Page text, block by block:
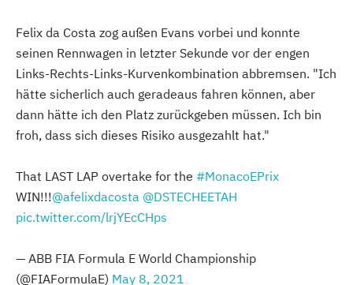
Felix da Costa zog außen Evans vorbei und konnte
seinen Rennwagen in letzter Sekunde vor der engen
Links-Rechts-Links-Kurvenkombination abbremsen. "Ich
hätte sicherlich auch geradeaus fahren können, aber
dann hätte ich den Platz zurückgeben müssen. Ich bin
froh, dass sich dieses Risiko ausgezahlt hat."
That LAST LAP overtake for the #MonacoEPrix
WIN!!!@afelixdacosta @DSTECHEETAH
pic.twitter.com/lrjYEcCHps
— ABB FIA Formula E World Championship
(@FIAFormulaE) May 8, 2021